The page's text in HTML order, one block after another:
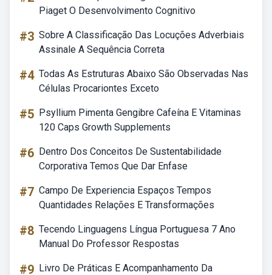
Piaget O Desenvolvimento Cognitivo
#3 Sobre A Classificação Das Locuções Adverbiais
Assinale A Sequência Correta
#4 Todas As Estruturas Abaixo São Observadas Nas
Células Procariontes Exceto
#5 Psyllium Pimenta Gengibre Cafeína E Vitaminas
120 Caps Growth Supplements
#6 Dentro Dos Conceitos De Sustentabilidade
Corporativa Temos Que Dar Enfase
#7 Campo De Experiencia Espaços Tempos
Quantidades Relações E Transformações
#8 Tecendo Linguagens Língua Portuguesa 7 Ano
Manual Do Professor Respostas
#9 Livro De Práticas E Acompanhamento Da